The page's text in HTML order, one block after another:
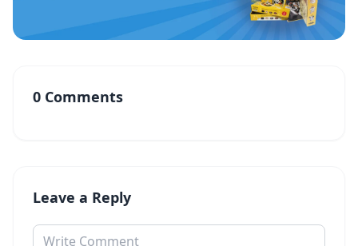
0 Comments
Leave a Reply
Comment